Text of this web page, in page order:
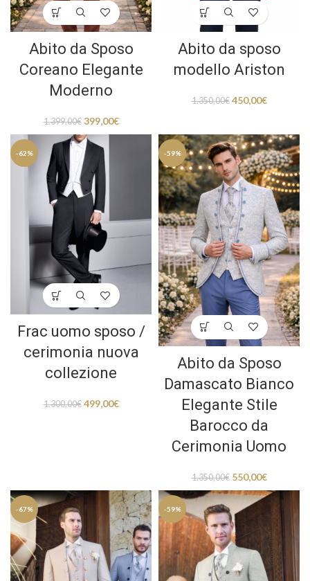
Abito da Sposo
Coreano Elegante
Moderno
1.399,00€ 399,00€
Abito da sposo
modello Ariston
1.350,00€ 450,00€
-62%
Frac uomo sposo /
cerimonia nuova
collezione
1.300,00€ 499,00€
-59%
Abito da Sposo
Damascato Bianco
Elegante Stile
Barocco da
Cerimonia Uomo
1.350,00€ 550,00€
-67% -59%